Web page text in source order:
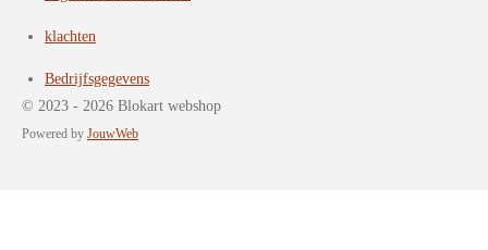
klachten
Bedrijfsgegevens
© 2023 - 2026 Blokart webshop
Powered by JouwWeb